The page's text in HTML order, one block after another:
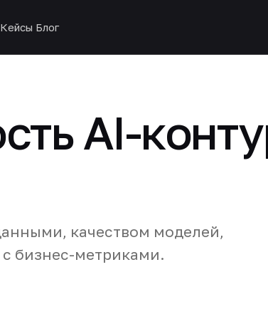
Кейсы Блог
AI-
качеством моделей,
бизнес-метриками.